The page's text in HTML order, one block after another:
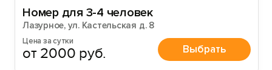
Номер для 3-4 человек
Лазурное, ул. Кастельская д. 8
Цена за сутки
от 2000 руб. Выбрать